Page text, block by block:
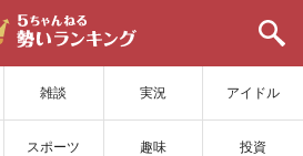
雑談 実況 アイドル
スポーツ 趣味 投資
サイトを更新